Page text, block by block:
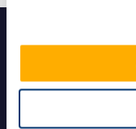
Datenschutz